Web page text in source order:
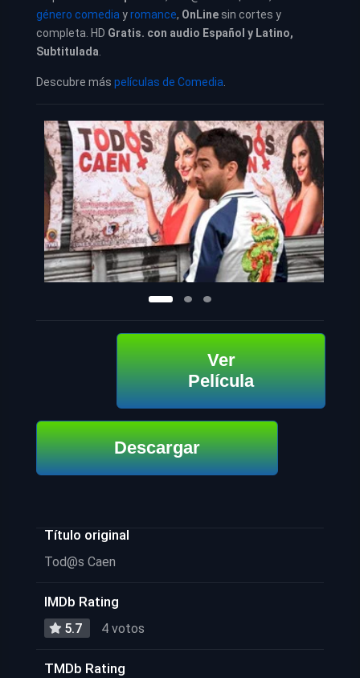
género comedia yromance, OnLine sin cortes y
completa. HD Gratis. con audio Español y Latino,
Subtitulada
Descubre más películas de Comedia
Ver
Película
Descargar
Título original
Tod@s Caen
IMDb Rating
5.7 4 votos
TMDb Rating